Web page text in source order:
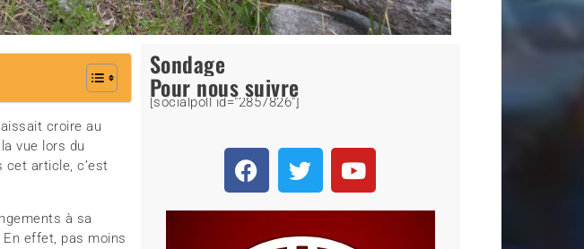
croire au
vue lors du
cet article, c’est
à sa
effet, pas moins
Sondage
[socialpoll id="2857826"]
Pour nous suivre